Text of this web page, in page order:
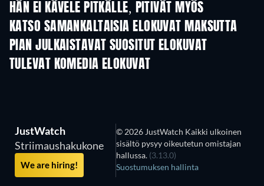
HÄN EI KÄVELE PITKÄLLE, PITIVÄT MYÖS
KATSO SAMANKALTAISIA ELOKUVAT MAKSUTTA
PIAN JULKAISTAVAT SUOSITUT ELOKUVAT
TULEVAT KOMEDIA ELOKUVAT
JustWatch
Striimaushakukone
We are hiring!
© 2026 JustWatch Kaikki ulkoinen
sisältö pysyy oikeutetun omistajan
hallussa. (3.13.0)
Suostumuksen hallinta